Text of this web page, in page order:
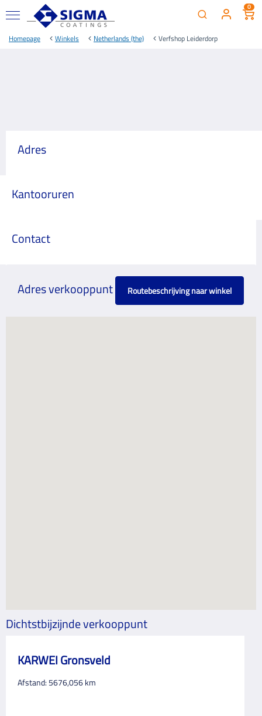
0
Homepage Winkels Netherlands (the) Verfshop Leiderdorp
Adres
Kantooruren
Contact
Adres verkooppunt Routebeschrijving naar winkel
Dichtstbijzijnde verkooppunt
KARWEI Gronsveld
Afstand: 5676,056km